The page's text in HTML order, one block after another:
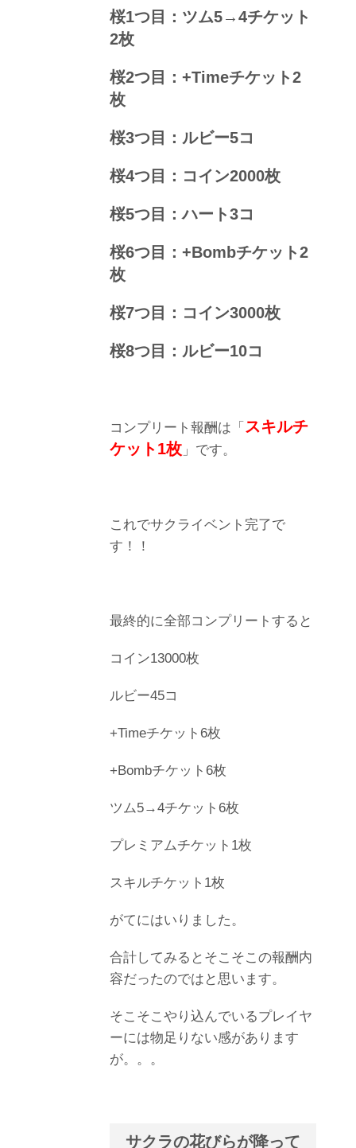
桜1つ目：ツム5→4チケット
2枚
桜2つ目：+Timeチケット2
枚
桜3つ目：ルビー5コ
桜4つ目：コイン2000枚
桜5つ目：ハート3コ
桜6つ目：+Bombチケット2
枚
桜7つ目：コイン3000枚
桜8つ目：ルビー10コ
コンプリート報酬は「 スキルチ
ケット1枚 」です。
これでサクライベント完了で
す！！
最終的に全部コンプリートすると
コイン13000枚
ルビー45コ
+Timeチケット6枚
+Bombチケット6枚
ツム5→4チケット6枚
プレミアムチケット1枚
スキルチケット1枚
がてにはいりました。
合計してみるとそこそこの報酬内
容だったのではと思います。
そこそこやり込んでいるプレイヤ
ーには物足りない感があります
が。。。
サクラの花びらが降って